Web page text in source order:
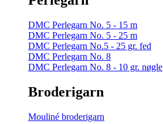
DMC Perlegarn No. 5 - 15 m
DMC Perlegarn No. 5 - 25 m
DMC Perlegarn No.5 - 25 gr. fed
DMC Perlegarn No. 8
DMC Perlegarn No. 8 - 10 gr. nøgle
Broderigarn
Mouliné broderigarn